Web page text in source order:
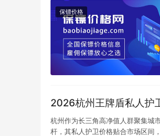
保镖价格
2026杭州王牌盾私人护
杭州作为长三角高净值人群聚集城
杆，其私人护卫价格贴合市场区间